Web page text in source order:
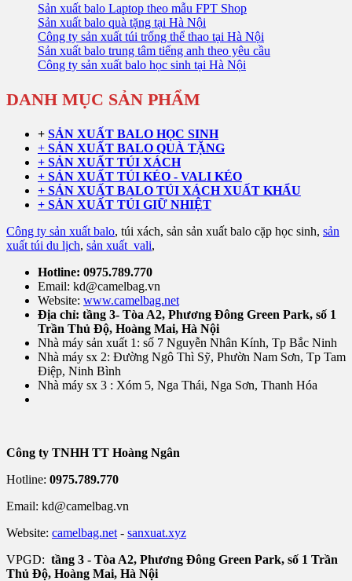
Sản xuất balo Laptop theo mẫu FPT Shop
Sản xuất balo quà tặng tại Hà Nội
Công ty sản xuất túi trống thể thao tại Hà Nội
Sản xuất balo trung tâm tiếng anh theo yêu cầu
Công ty sản xuất balo học sinh tại Hà Nội
DANH MỤC SẢN PHẨM
+ SẢN XUẤT BALO HỌC SINH
+ SẢN XUẤT BALO QUÀ TẶNG
+ SẢN XUẤT TÚI XÁCH
+ SẢN XUẤT TÚI KÉO - VALI KÉO
+ SẢN XUẤT BALO TÚI XÁCH XUẤT KHẨU
+ SẢN XUẤT TÚI GIỮ NHIỆT
Công ty sản xuất balo, túi xách, sản sản xuất balo cặp học sinh, sản
xuất túi du lịch, sản xuất vali,
Hotline: 0975.789.770
Email: kd@camelbag.vn
Website: www.camelbag.net
Địa chỉ: tầng 3- Tòa A2, Phương Đông Green Park, số 1
Trần Thủ Độ, Hoàng Mai, Hà Nội
Nhà máy sản xuất 1: số 7 Nguyễn Nhân Kính, Tp Bắc Ninh
Nhà máy sx 2: Đường Ngô Thì Sỹ, Phườn Nam Sơn, Tp Tam
Điệp, Ninh Bình
Nhà máy sx 3 : Xóm 5, Nga Thái, Nga Sơn, Thanh Hóa
Công ty TNHH TT Hoàng Ngân
Hotline: 0975.789.770
Email: kd@camelbag.vn
Website: camelbag.net - sanxuat.xyz
VPGD: tầng 3 - Tòa A2, Phương Đông Green Park, số 1 Trần
Thủ Độ, Hoàng Mai, Hà Nội